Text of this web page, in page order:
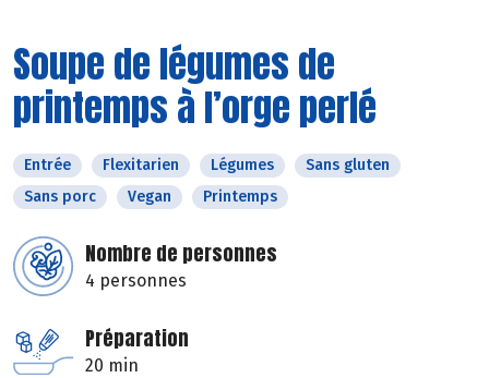
Soupe de légumes de
printemps à l’orge perlé
Entrée Flexitarien Légumes
Sans gluten
Sans porc
Vegan Printemps
Nombre de personnes
4 personnes
Préparation
20 min